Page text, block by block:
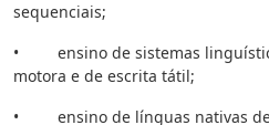
sequenciais;
• ensino de sistemas
motora e de escrita tátil;
• ensino de línguas nativas de